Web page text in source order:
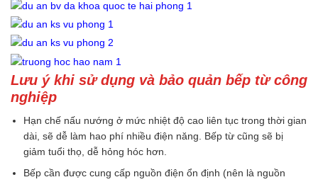
Lưu ý khi sử dụng và bảo quản bếp từ công
nghiệp
Hạn chế nấu nướng ở mức nhiệt độ cao liên tục trong thời gian
dài, sẽ dễ làm hao phí nhiều điện năng. Bếp từ cũng sẽ bị
giảm tuổi thọ, dễ hỏng hóc hơn.
Bếp cần được cung cấp nguồn điện ổn định (nên là nguồn